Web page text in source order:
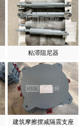
粘滞阻尼器
建筑摩擦摆减隔震支座